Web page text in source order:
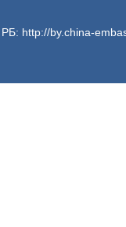
http://by.china-